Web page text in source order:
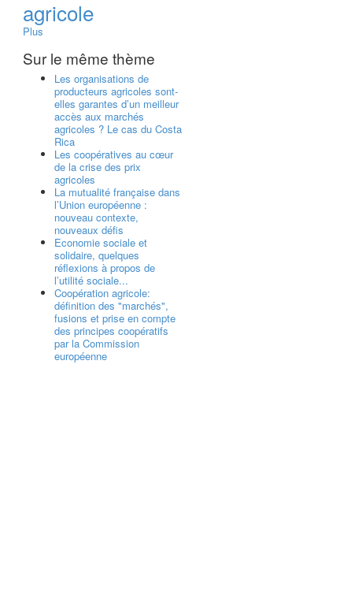
agricole
Plus
Sur le même thème
Les organisations de
producteurs agricoles sont-
elles garantes d’un meilleur
accès aux marchés
agricoles ? Le cas du Costa
Rica
Les coopératives au cœur
de la crise des prix
agricoles
La mutualité française dans
l’Union européenne :
nouveau contexte,
nouveaux défis
Economie sociale et
solidaire, quelques
réflexions à propos de
l’utilité sociale...
Coopération agricole:
définition des "marchés",
fusions et prise en compte
des principes coopératifs
par la Commission
européenne